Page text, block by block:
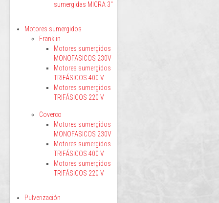
sumergidas MICRA 3"
Motores sumergidos
Franklin
Motores sumergidos
MONOFASICOS 230V
Motores sumergidos
TRIFÁSICOS 400 V
Motores sumergidos
TRIFÁSICOS 220 V
Coverco
Motores sumergidos
MONOFASICOS 230V
Motores sumergidos
TRIFÁSICOS 400 V
Motores sumergidos
TRIFÁSICOS 220 V
Pulverización